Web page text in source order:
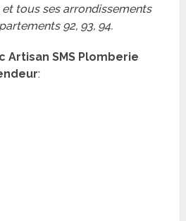
tous ses arrondissements
92, 93, 94.
SMS Plomberie
: